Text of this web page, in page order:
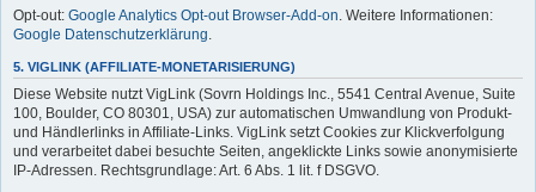
Opt-out: Google Analytics Opt-out Browser-Add-on. Weitere Informationen:
Google Datenschutzerklärung.
5. VIGLINK (AFFILIATE-MONETARISIERUNG)
Diese Website nutzt VigLink (Sovrn Holdings Inc., 5541 Central Avenue, Suite
100, Boulder, CO 80301, USA) zur automatischen Umwandlung von Produkt-
und Händlerlinks in Affiliate-Links. VigLink setzt Cookies zur Klickverfolgung
und verarbeitet dabei besuchte Seiten, angeklickte Links sowie anonymisierte
IP-Adressen. Rechtsgrundlage: Art. 6 Abs. 1 lit. f DSGVO.